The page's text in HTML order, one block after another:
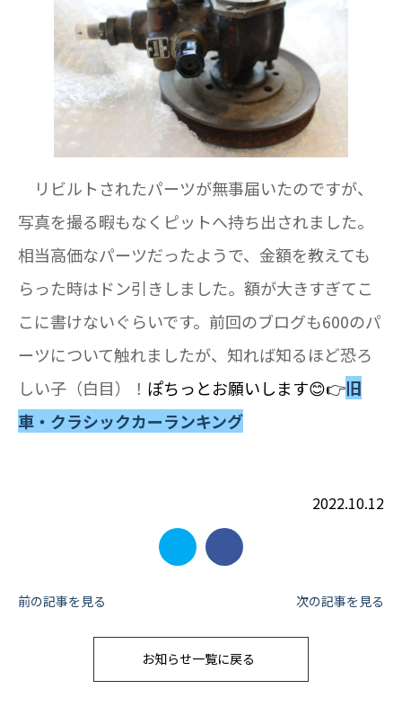
リビルトされたパーツが無事届いたのですが、
写真を撮る暇もなくピットへ持ち出されました。
相当高価なパーツだったようで、金額を教えても
らった時はドン引きしました。額が大きすぎてこ
こに書けないぐらいです。前回のブログも600のパ
ーツについて触れましたが、知れば知るほど恐ろ
しい子（白目）！ ぽちっとお願いします😊👉旧
車・クラシックカーランキング
2022.10.12
投
前の記事を見る 次の記事を見る
お知らせ一覧に戻る